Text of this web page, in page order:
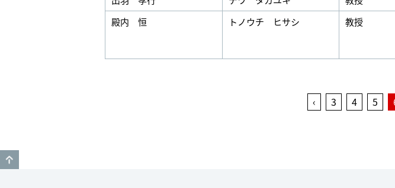
殿内 恒
トノウチ ヒサシ 教授
‹ 3 4 5